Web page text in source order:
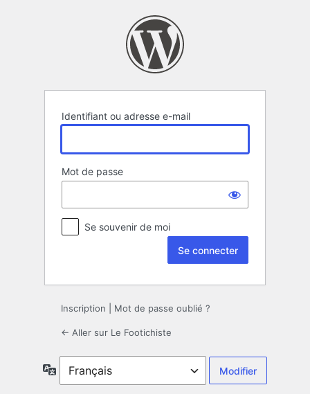
Identifiant ou adresse e-mail
Mot de passe
Se souvenir de moi
Inscription Mot de passe oublié ?
← Aller sur Le Footichiste
Langue